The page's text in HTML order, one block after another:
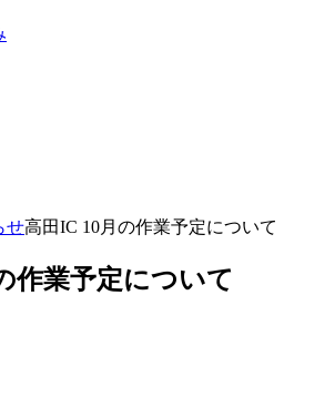
せ高田IC 10月の作業予定について
作業予定について